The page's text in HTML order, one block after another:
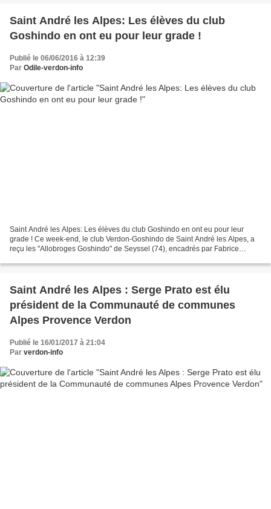
Saint André les Alpes: Les élèves du club
Goshindo en ont eu pour leur grade !
Publié le 06/06/2016 à 12:39
Par Odile-verdon-info
Saint André les Alpes: Les élèves du club Goshindo en ont eu pour leur
grade ! Ce week-end, le club Verdon-Goshindo de Saint André les Alpes, a
reçu les "Allobroges Goshindo" de Seyssel (74), encadrés par Fabrice
Saint André les Alpes : Serge Prato est élu
président de la Communauté de communes
Alpes Provence Verdon
Publié le 16/01/2017 à 21:04
Par verdon-info